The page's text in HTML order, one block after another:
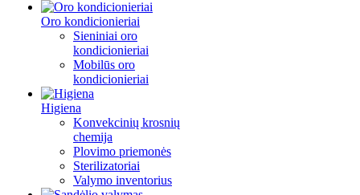
Oro kondicionieriai
Sieniniai oro
kondicionieriai
Mobilūs oro
kondicionieriai
Higiena
Konvekcinių krosnių
chemija
Plovimo priemonės
Sterilizatoriai
Valymo inventorius